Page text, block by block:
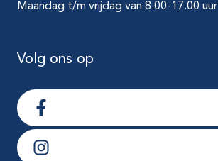
Maandag t/m vrijdag van 8.00-17.00 uur
Volg ons op
Ga naar Facebook
Ga naar Instagram